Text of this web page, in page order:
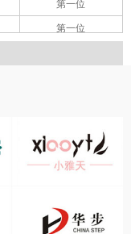
第一位
第一位
第一位
第一位
第一位